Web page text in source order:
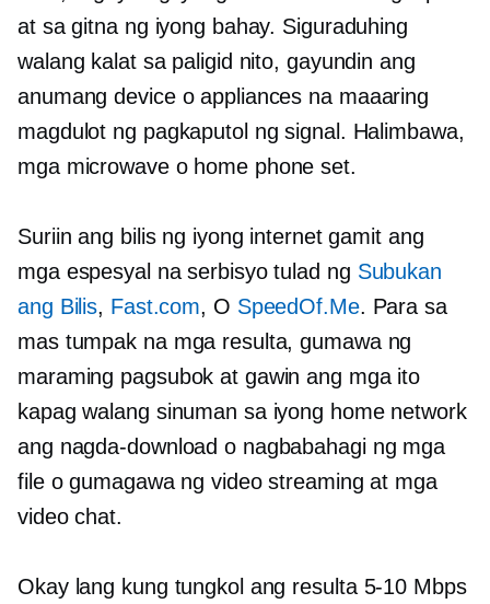
at sa gitna ng iyong bahay. Siguraduhing
walang kalat sa paligid nito, gayundin ang
anumang device o appliances na maaaring
magdulot ng pagkaputol ng signal. Halimbawa,
mga microwave o home phone set.
Suriin ang bilis ng iyong internet gamit ang
mga espesyal na serbisyo tulad ng Subukan
ang Bilis, Fast.com, O SpeedOf.Me. Para sa
mas tumpak na mga resulta, gumawa ng
maraming pagsubok at gawin ang mga ito
kapag walang sinuman sa iyong home network
ang nagda-download o nagbabahagi ng mga
file o gumagawa ng video streaming at mga
video chat.
Okay lang kung tungkol ang resulta 5-10 Mbps